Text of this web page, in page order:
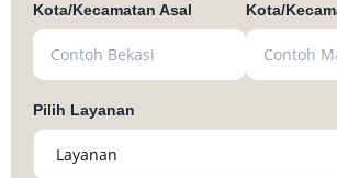
Kota/Kecamatan Asal Kota/
Pilih Layanan